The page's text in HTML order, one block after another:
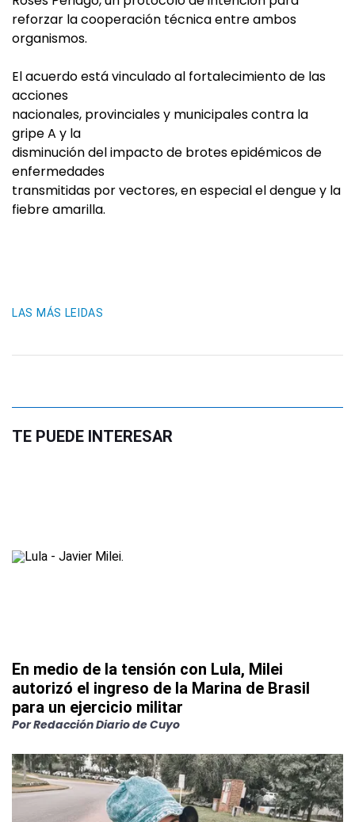
reforzar la cooperación técnica entre ambos
organismos.
El acuerdo está vinculado al fortalecimiento de las
acciones
nacionales, provinciales y municipales contra la
gripe A y la
disminución del impacto de brotes epidémicos de
enfermedades
transmitidas por vectores, en especial el dengue y la
fiebre amarilla.
LAS MÁS LEIDAS
TE PUEDE INTERESAR
En medio de la tensión con Lula, Milei
autorizó el ingreso de la Marina de Brasil
para un ejercicio militar
PorRedacción Diario de Cuyo